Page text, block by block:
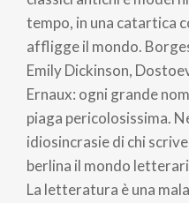
tempo, in una catartica
affligge il mondo.
Emily Dickinson,
Ernaux: ogni grande
piaga pericolosissima.
idiosincrasie di chi
berlina il mondo
La letteratura è una